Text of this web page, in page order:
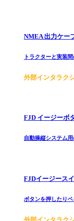
NMEA 出力ケー
トラクターと実装
外部インタラク
FJD イージーボ
自動操縦システム
FJDイージース
ボタンを押したり